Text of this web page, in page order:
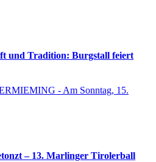
und Tradition: Burgstall feiert
- Am Sonntag, 15.
– 13. Marlinger Tirolerball